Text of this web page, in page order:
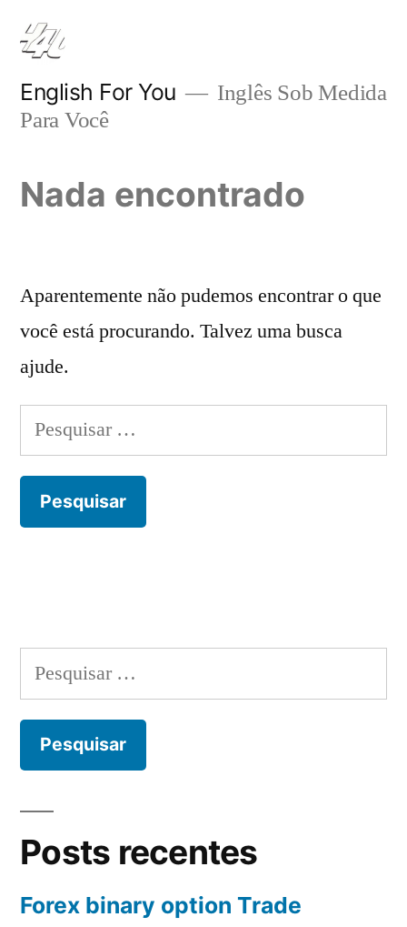
Pular
para
conteúdo
English For You
Inglês Sob Medida
Para Você
Nada encontrado
Aparentemente não pudemos encontrar o que
você está procurando. Talvez uma busca
ajude.
Pesquisar
por:
Pesquisar
por:
Posts recentes
Forex binary option Trade